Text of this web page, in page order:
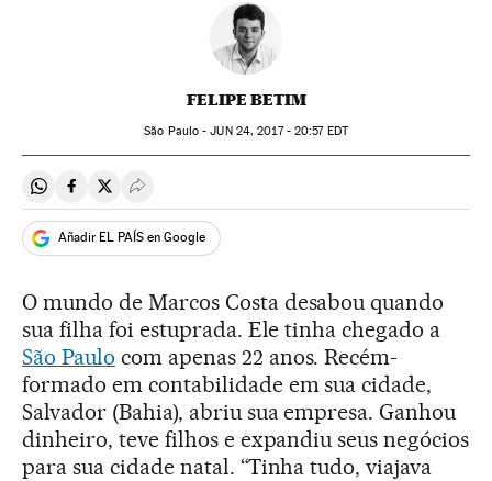
FELIPE BETIM
São Paulo -JUN24, 2017 - 20:57EDT
Compartir en Whatsapp
Compartir en Facebook
Compartir en Twitter
Desplegar Redes Sociales
Añadir EL PAÍS en Google
O mundo de Marcos Costa desabou quando
sua filha foi estuprada. Ele tinha chegado a
São Paulo com apenas 22 anos. Recém-
formado em contabilidade em sua cidade,
Salvador (Bahia), abriu sua empresa. Ganhou
dinheiro, teve filhos e expandiu seus negócios
para sua cidade natal. “Tinha tudo, viajava